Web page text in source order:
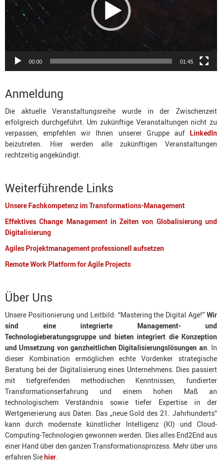
00:00 01:45
Anmeldung
Die aktuelle Veranstaltungsreihe wurde in der Zwischenzeit
erfolgreich durchgeführt. Um zukünftige Veranstaltungen nicht zu
verpassen, empfehlen wir Ihnen unserer Gruppe auf LinkedIn
beizutreten. Hier werden alle zukünftigen Veranstaltungen
rechtzeitig angekündigt.
Weiterführende Links
Unsere Fachkompetenz im Transformations-Management
Effektives Change Management in Zeiten von Globalisierung und
Digitalisierung
Agiles Projektmanagement professionell aufsetzen
Remote Work Platform for Agile Projects
Über Uns
Unsere Positionierung und Leitbild: “Mastering the Digital Age!” Wir
sind eine integrierte Management- und
Technologieberatungsgruppe und bieten integriert die Konzeption
und Umsetzung von ganzheitlichen Digitalisierungslösungen an. In
dieser Kombination ermöglichen echte Vordenker strategische
Beratung bei der Digitalisierung eines Unternehmens. Dies passiert
mit tiefgreifenden methodischen Kenntnissen, fundierter
Transformationserfahrung und einem hohen Maß an
technologischem Verständnis sowie tiefer Expertise in der
Wertgenerierung aus Daten. Das „neue Gold des 21. Jahrhunderts“
kann durch modernste künstlicher Intelligenz (KI) und Cloud-
Computing-Technologien gewonnen werden. Dies alles End2End aus
einer Hand über den ganzen Transformationsprozess. Mehr über uns
erfahren Siehier